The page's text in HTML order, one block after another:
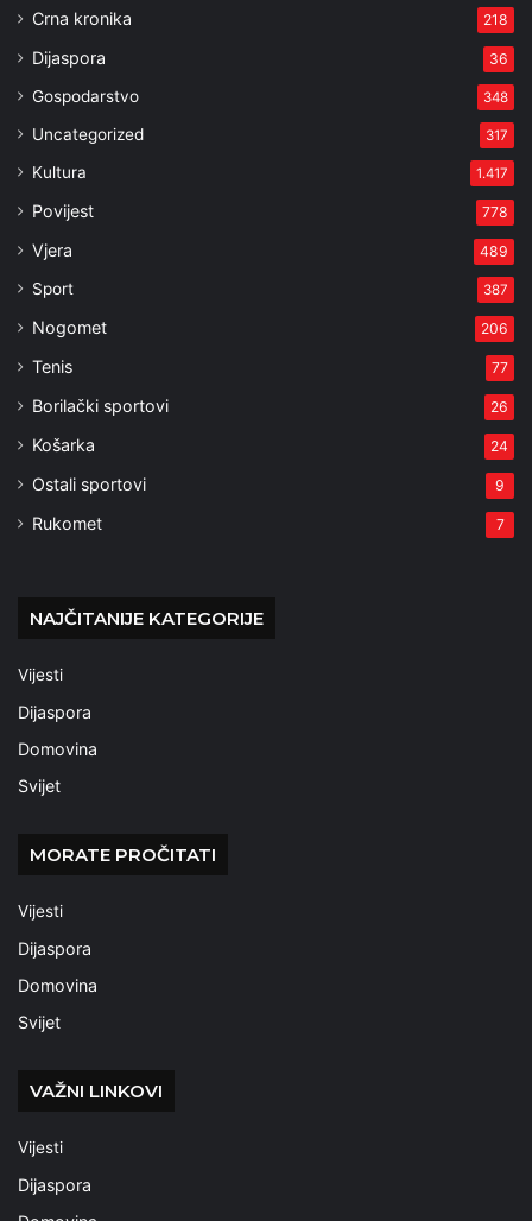
Crna kronika 218
Dijaspora 36
Gospodarstvo 348
Uncategorized 317
Kultura 1.417
Povijest 778
Vjera 489
Sport 387
Nogomet 206
Tenis 77
Borilački sportovi 26
Košarka 24
Ostali sportovi 9
Rukomet 7
NAJČITANIJE KATEGORIJE
Vijesti
Dijaspora
Domovina
Svijet
MORATE PROČITATI
Vijesti
Dijaspora
Domovina
Svijet
VAŽNI LINKOVI
Vijesti
Dijaspora